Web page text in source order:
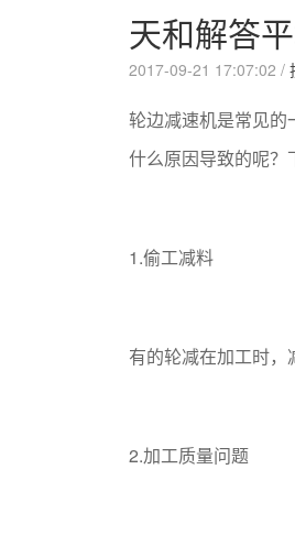
天和解答
2017-09-21 17:07:02 /
轮边减速机是常见的
什么原因导致的呢？
1.偷工减料
有的轮减在加工时，
2.加工质量问题